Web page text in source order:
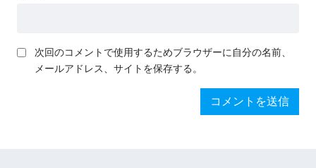
次回のコメントで使用するためブラウザーに自分の名前、
メールアドレス、サイトを保存する。